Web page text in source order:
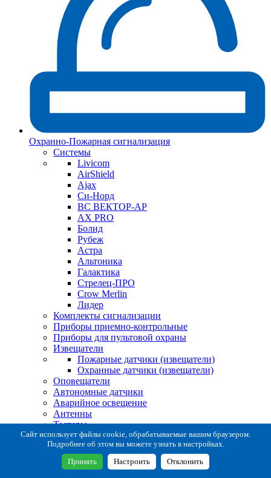
Охранно-Пожарная сигнализация
Системы
Livicom
AirShield
Ajax
Си-Норд
ВС ВЕКТОР-АР
AX PRO
Болид
Рубеж
Астра
Альтоника
Галактика
Стрелец-ПРО
Crow Merlin
Лидер
Комплекты сигнализации
Приборы приемно-контрольные
Приборы для пультовой охраны
Извещатели
Пожарные датчики (извещатели)
Охранные датчики (извещатели)
Оповещатели
Автономные датчики
Аварийное освещение
Антенны
Тестеры
Система сбора извещений
Расходные и монтажные материалы
Коробки коммутационные
Кронштейны для извещателей
Сайт использует файлы cookie, обрабатываемые вашим браузером.
Подробнее об этом вы можете узнать в настройках.
Принять Настроить Отклонить